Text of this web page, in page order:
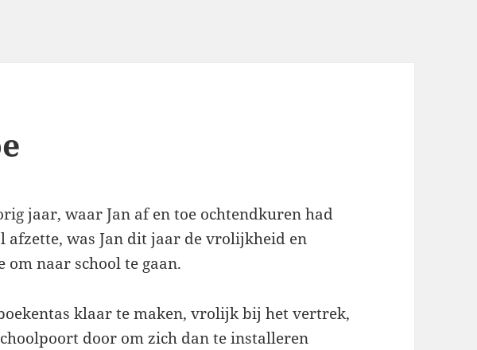
jaar, waar Jan af en toe ochtendkuren had
afzette, was Jan dit jaar de vrolijkheid en
om naar school te gaan.
klaar te maken, vrolijk bij het vertrek,
door om zich dan te installeren